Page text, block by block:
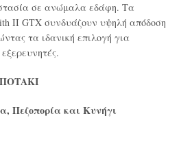
σε ανώμαλα εδάφη. Τα
II GTX συνδυάζουν υψηλή απόδοση
τα ιδανική επιλογή για
Πεζοπορία καιΚυνήγι